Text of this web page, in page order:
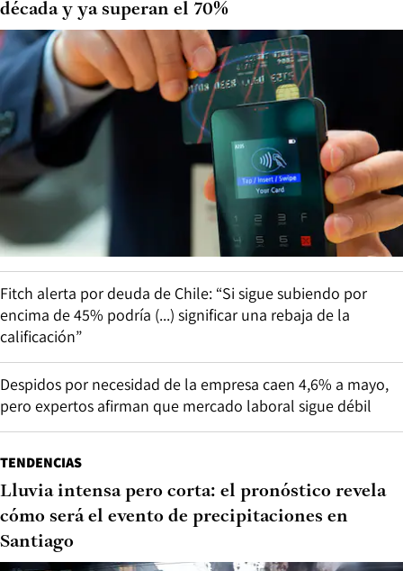
década y ya superan el 70%
Fitch alerta por deuda de Chile: “Si sigue subiendo por
encima de 45% podría (...) significar una rebaja de la
calificación”
Despidos por necesidad de la empresa caen 4,6% a mayo,
pero expertos afirman que mercado laboral sigue débil
TENDENCIAS
Lluvia intensa pero corta: el pronóstico revela
cómo será el evento de precipitaciones en
Santiago